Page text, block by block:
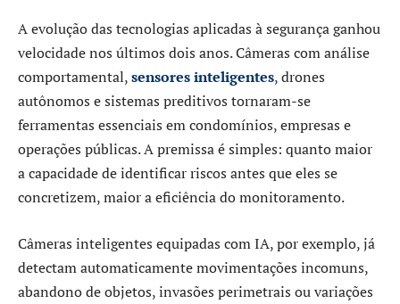
A evolução das tecnologias aplicadas à segurança ganhou
velocidade nos últimos dois anos. Câmeras com análise
comportamental,sensores inteligentes, drones
autônomos e sistemas preditivos tornaram-se
ferramentas essenciais em condomínios, empresas e
operações públicas. A premissa é simples: quanto maior
a capacidade de identificar riscos antes que eles se
concretizem, maior a eficiência do monitoramento.
Câmeras inteligentes equipadas com IA, por exemplo, já
detectam automaticamente movimentações incomuns,
abandono de objetos, invasões perimetrais ou variações